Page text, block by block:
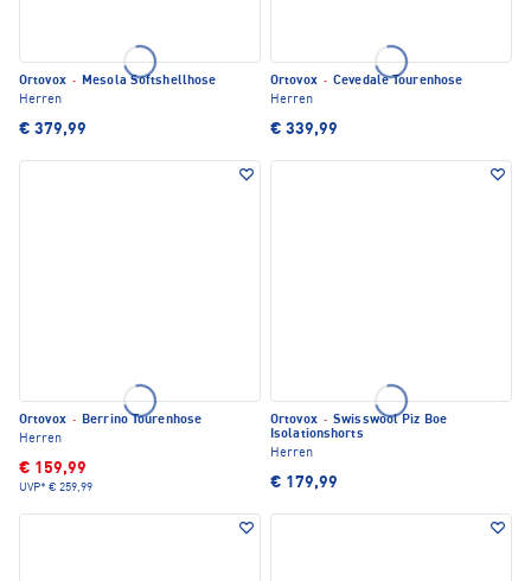
Ortovox · Mesola Softshellhose
Herren
€ 379,99
Ortovox · Cevedale Tourenhose
Herren
€ 339,99
Ortovox · Berrino Tourenhose
Herren
€ 159,99
UVP* € 259,99
Ortovox · Swisswool Piz Boe
Isolationshorts
Herren
€ 179,99